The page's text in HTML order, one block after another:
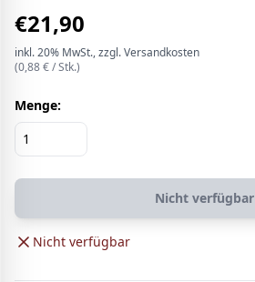
€21,90
inkl.20% MwSt., zzgl. Versandkosten
(0,88€ /Stk.)
Menge:
Nicht verfügbar
Nicht verfügbar